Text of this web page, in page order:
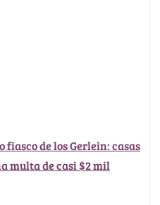
fiasco de los Gerlein: casas
multa de casi $2 mil